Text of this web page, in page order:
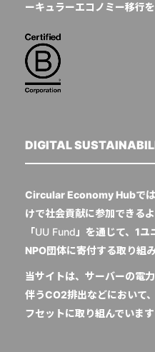
ーキュラーエコノミー移行を
DIGITAL
Circular Economy Hubでは
けで社会貢献に参加できる
「UU Fund」を通じて、1ユ
NPO団体に寄付する取り組
当サイトは、サーバーの電
伴うCO2排出などにおいて
フセットに取り組んでいま